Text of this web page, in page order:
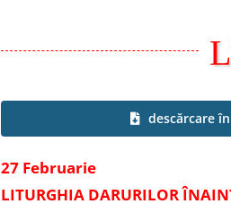
descărcare
27 Februarie
LITURGHIA DARURILOR